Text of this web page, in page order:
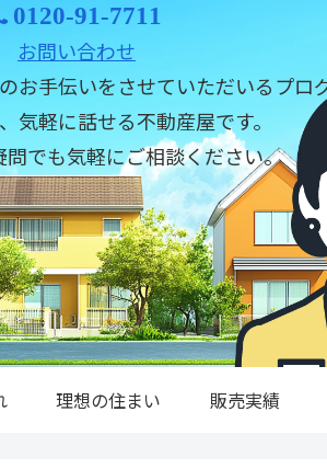
0120-91-7711
お問い合わせ
お手伝いをさせていただいるプロ
気軽に話せる不動産屋です。
でも気軽にご相談ください。
理想の住まい 販売実績